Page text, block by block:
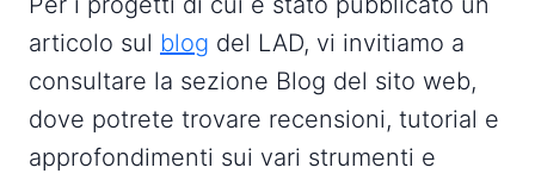
articolo sul blog del LAD, vi invitiamo a
consultare la sezione Blog del sito web,
dove potrete trovare recensioni, tutorial e
approfondimenti sui vari strumenti e